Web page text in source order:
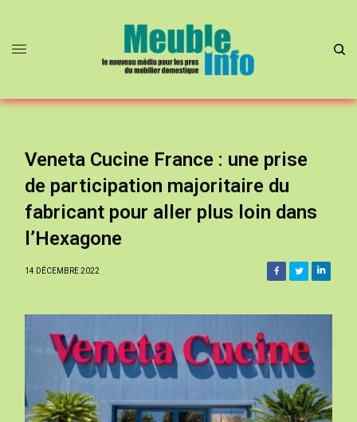
Veneta Cucine France : une prise
de participation majoritaire du
fabricant pour aller plus loin dans
l’Hexagone
14 DÉCEMBRE 2022